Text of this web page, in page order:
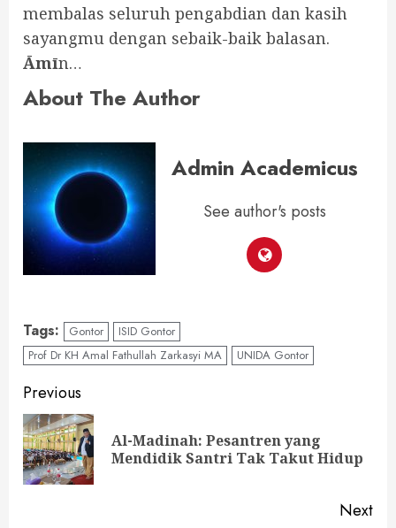
membalas seluruh pengabdian dan kasih
sayangmu dengan sebaik-baik balasan.
Āmīn…
About The Author
Admin Academicus
See author's posts
Tags: Gontor
ISID Gontor
Prof Dr KH Amal Fathullah Zarkasyi MA
UNIDA Gontor
Continue
Reading
Previous
Al-Madinah: Pesantren yang
Mendidik Santri Tak Takut Hidup
Next